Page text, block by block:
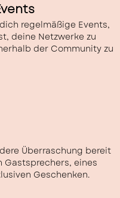
regelmäßige Events,
deine Netzwerke zu
der Community zu
Überraschung bereit
Gastsprechers, eines
Geschenken.